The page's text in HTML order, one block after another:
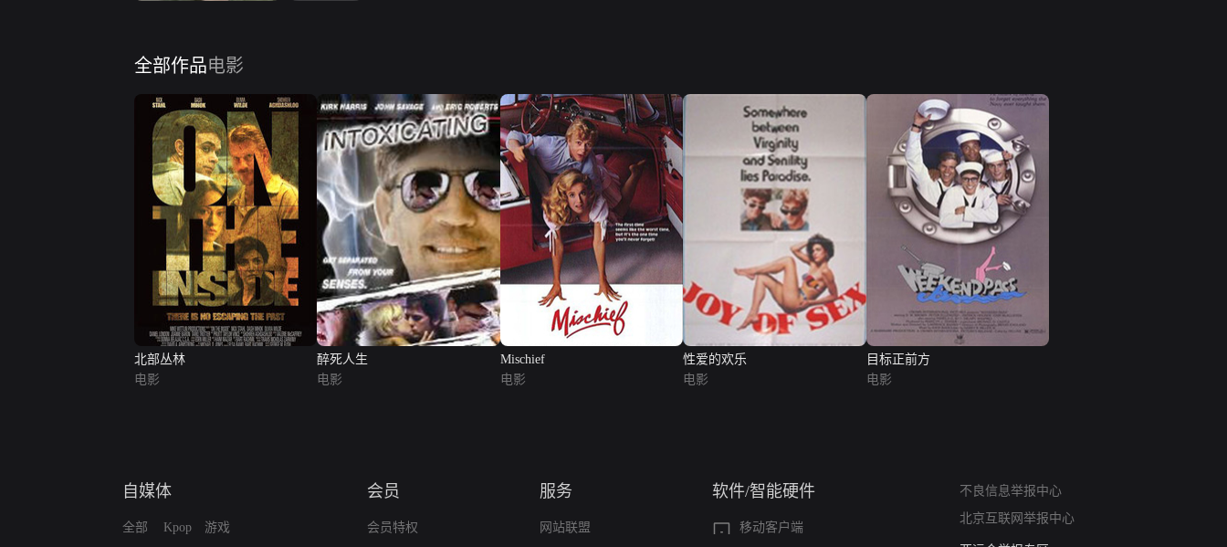
全部作品电影
北部丛林
电影
醉死人生
电影
Mischief
电影
性爱的欢乐
电影
目标正前方
电影
自媒体
全部 Kpop 游戏
会员
会员特权
服务
网站联盟
软件/智能硬件
移动客户端
不良信息举报中心
北京互联网举报中心
12318 文化市场举报
算法推荐专项举报
亚运会举报专区